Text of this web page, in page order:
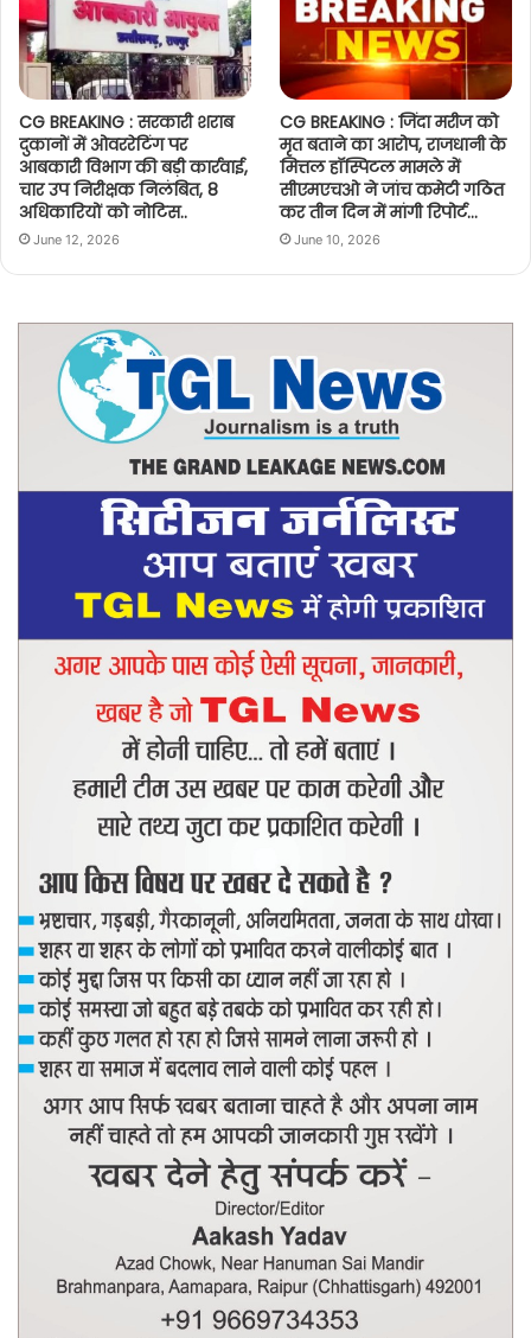
CG BREAKING : सरकारी शराब
दुकानों में ओवररेटिंग पर
आबकारी विभाग की बड़ी कार्रवाई,
चार उप निरीक्षक निलंबित, 8
अधिकारियों को नोटिस..
June 12, 2026
CG BREAKING : जिंदा मरीज को
मृत बताने का आरोप, राजधानी के
मित्तल हॉस्पिटल मामले में
सीएमएचओ ने जांच कमेटी गठित
कर तीन दिन में मांगी रिपोर्ट…
June 10, 2026